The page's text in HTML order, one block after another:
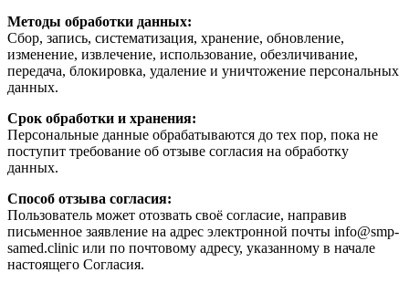
Методы обработки данных:
Сбор, запись, систематизация, хранение, обновление,
изменение, извлечение, использование, обезличивание,
передача, блокировка, удаление и уничтожение персональных
данных.
Срок обработки и хранения:
Персональные данные обрабатываются до тех пор, пока не
поступит требование об отзыве согласия на обработку
данных.
Способ отзыва согласия:
Пользователь может отозвать своё согласие, направив
письменное заявление на адрес электронной почты info@smp-
samed.clinic или по почтовому адресу, указанному в начале
настоящего Согласия.